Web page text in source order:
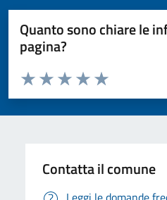
Quanto sono chiare le
pagina?
Valuta da 1 a 5 stelle la pagina
Valuta 5 stelle
Valuta 4 stelle su 5
Valuta 3 stelle su 5
Valuta 2 stelle su 5
Valuta 1 stelle su 5
Contatta il comune